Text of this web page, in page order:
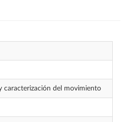
caracterización del movimiento